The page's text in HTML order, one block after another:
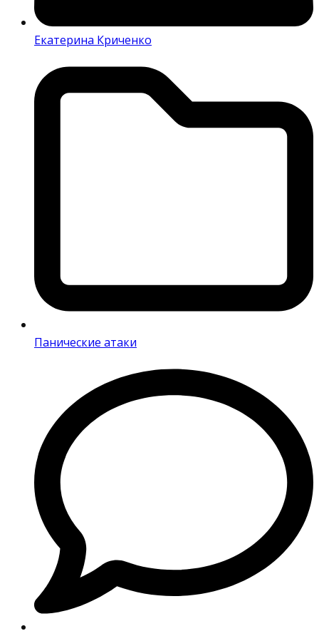
Екатерина Криченко
Панические атаки